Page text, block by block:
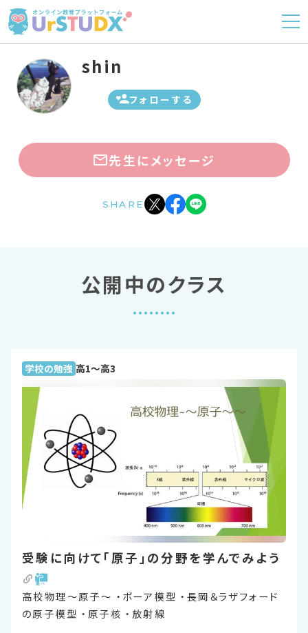
フォローする
shin
先生にメッセージ
SHARE
公開中のクラス
学校の勉強 高1〜高3
受験に向けて「原子」の分野を学んでみよう
高校物理～原子～ ・ボーア模型 ・長岡＆ラザフォード
の原子模型 ・原子核 ・放射線